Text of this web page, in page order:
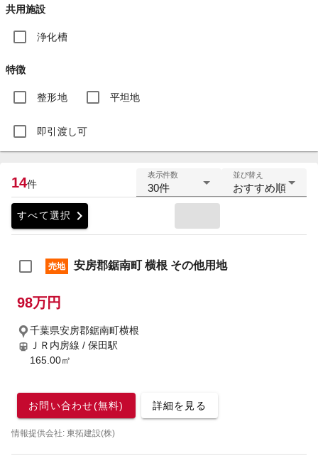
共用施設
浄化槽
特徴
整形地 平坦地
即引渡し可
14件
表示件数
30件
並び替え
おすすめ順
すべて選択 chevron_right
売地 安房郡鋸南町 横根 その他用地
98万円
千葉県安房郡鋸南町横根
ＪＲ内房線 / 保田駅
165.00㎡
お問い合わせ(無料) 詳細を見る
情報提供会社: 東拓建設(株)